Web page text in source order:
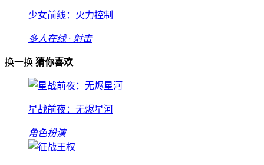
少女前线：火力控制
多人在线 · 射击
换一换 猜你喜欢
星战前夜：无烬星河
角色扮演